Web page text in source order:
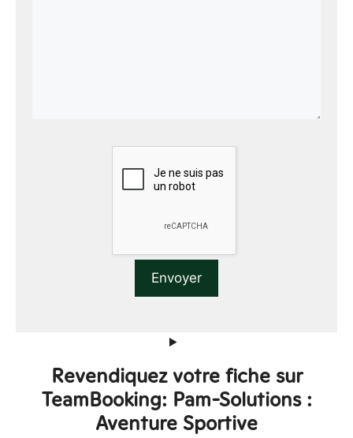
Revendiquez votre fiche sur
TeamBooking: Pam-Solutions :
Aventure Sportive